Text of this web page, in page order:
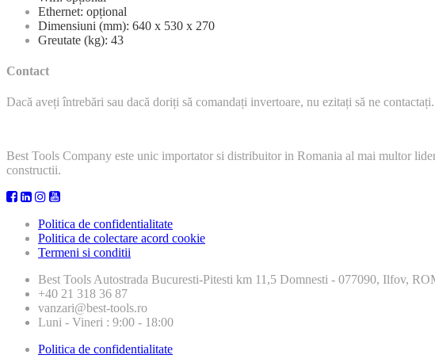
Ethernet: opțional
Dimensiuni (mm): 640 x 530 x 270
Greutate (kg): 43
Contact
Dacă aveți întrebări sau dacă doriți să comandați invertoare, nu ezitați să ne
Best Tools Company este unic importator si distribuitor in Romania al mai multor
constructii.
Politica de confidentialitate
Politica de colectare acord cookie
Termeni si conditii
Best Tools Autostrada Bucuresti-Pitesti km 11,5 Domnesti - 077090, Ilfov,
+40 21 318 36 87
vanzari@best-tools.ro
Luni - Vineri : 9:00 - 18:00
Politica de confidentialitate